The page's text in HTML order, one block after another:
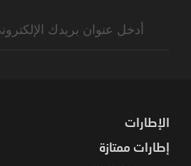
الإطارات
إطارات ممتازة